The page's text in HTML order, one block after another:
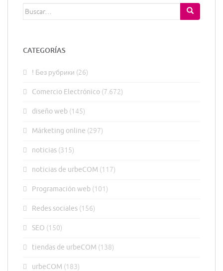
Buscar:
CATEGORÍAS
! Без рубрики (26)
Comercio Electrónico (7.672)
diseño web (145)
Márketing online (297)
noticias (315)
noticias de urbeCOM (117)
Programación web (101)
Redes sociales (156)
SEO (150)
tiendas de urbeCOM (138)
urbeCOM (183)